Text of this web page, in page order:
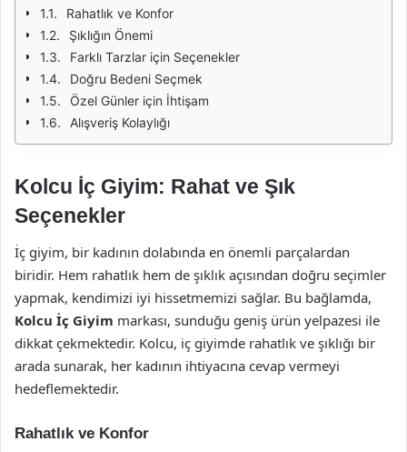
Rahatlık ve Konfor
Şıklığın Önemi
Farklı Tarzlar için Seçenekler
Doğru Bedeni Seçmek
Özel Günler için İhtişam
Alışveriş Kolaylığı
Kolcu İç Giyim: Rahat ve Şık
Seçenekler
İç giyim, bir kadının dolabında en önemli parçalardan
biridir. Hem rahatlık hem de şıklık açısından doğru seçimler
yapmak, kendimizi iyi hissetmemizi sağlar. Bu bağlamda,
Kolcu İç Giyim markası, sunduğu geniş ürün yelpazesi ile
dikkat çekmektedir. Kolcu, iç giyimde rahatlık ve şıklığı bir
arada sunarak, her kadının ihtiyacına cevap vermeyi
hedeflemektedir.
Rahatlık ve Konfor